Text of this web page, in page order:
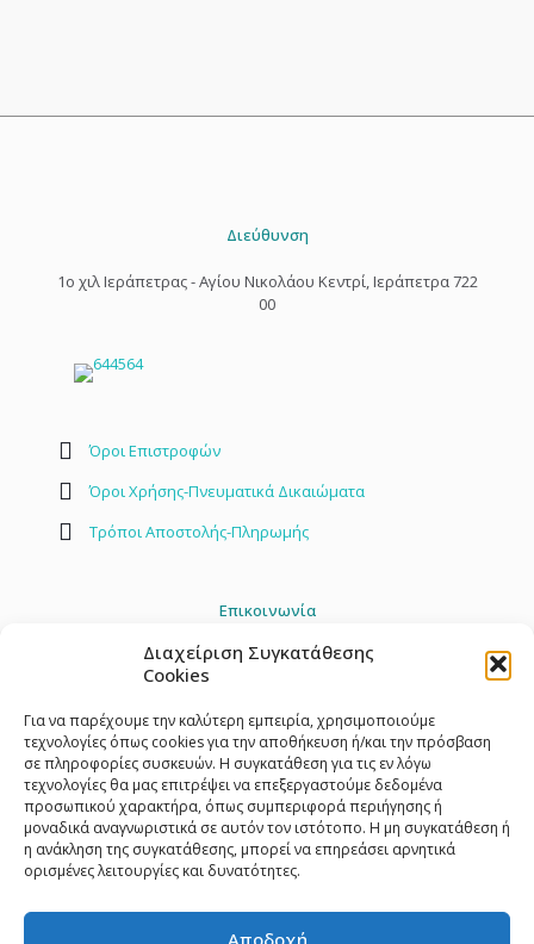
Διαχείριση Συγκατάθεσης
Cookies
Για να παρέχουμε την καλύτερη εμπειρία, χρησιμοποιούμε
τεχνολογίες όπως cookies για την αποθήκευση ή/και την πρόσβαση
σε πληροφορίες συσκευών. Η συγκατάθεση για τις εν λόγω
τεχνολογίες θα μας επιτρέψει να επεξεργαστούμε δεδομένα
προσωπικού χαρακτήρα, όπως συμπεριφορά περιήγησης ή
μοναδικά αναγνωριστικά σε αυτόν τον ιστότοπο. Η μη συγκατάθεση ή
η ανάκληση της συγκατάθεσης, μπορεί να επηρεάσει αρνητικά
ορισμένες λειτουργίες και δυνατότητες.
Αποδοχή
Διεύθυνση
1o χιλ Ιεράπετρας - Αγίου Νικολάου Κεντρί, Ιεράπετρα 722
00
Όροι Επιστροφών
Όροι Χρήσης-Πνευματικά Δικαιώματα
Τρόποι Αποστολής-Πληρωμής
Επικοινωνία
2842 408030